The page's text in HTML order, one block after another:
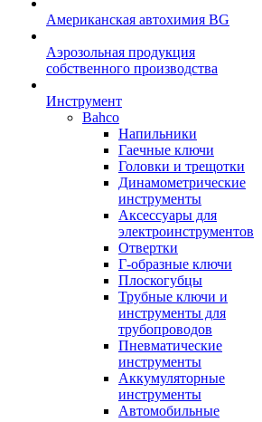
Американская автохимия BG
Аэрозольная продукция
собственного производства
Инструмент
Bahco
Напильники
Гаечные ключи
Головки и трещотки
Динамометрические
инструменты
Аксессуары для
электроинструментов
Отвертки
Г-образные ключи
Плоскогубцы
Трубные ключи и
инструменты для
трубопроводов
Пневматические
инструменты
Аккумуляторные
инструменты
Автомобильные